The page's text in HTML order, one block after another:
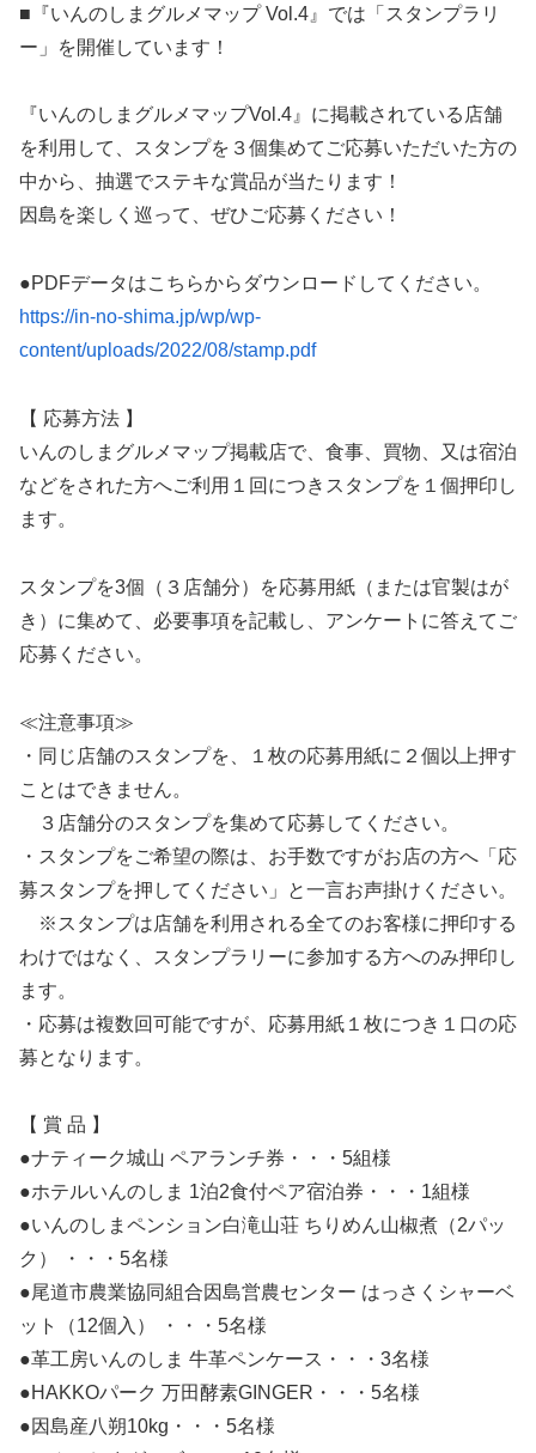
■『いんのしまグルメマップ Vol.4』では「スタンプラリ
ー」を開催しています！
『いんのしまグルメマップVol.4』に掲載されている店舗
を利用して、スタンプを３個集めてご応募いただいた方の
中から、抽選でステキな賞品が当たります！
因島を楽しく巡って、ぜひご応募ください！
●PDFデータはこちらからダウンロードしてください。
https://in-no-shima.jp/wp/wp-
content/uploads/2022/08/stamp.pdf
【 応募方法 】
いんのしまグルメマップ掲載店で、食事、買物、又は宿泊
などをされた方へご利用１回につきスタンプを１個押印し
ます。
スタンプを3個（３店舗分）を応募用紙（または官製はが
き）に集めて、必要事項を記載し、アンケートに答えてご
応募ください。
≪注意事項≫
・同じ店舗のスタンプを、１枚の応募用紙に２個以上押す
ことはできません。
３店舗分のスタンプを集めて応募してください。
・スタンプをご希望の際は、お手数ですがお店の方へ「応
募スタンプを押してください」と一言お声掛けください。
※スタンプは店舗を利用される全てのお客様に押印する
わけではなく、スタンプラリーに参加する方へのみ押印し
ます。
・応募は複数回可能ですが、応募用紙１枚につき１口の応
募となります。
【 賞 品 】
●ナティーク城山 ペアランチ券・・・5組様
●ホテルいんのしま 1泊2食付ペア宿泊券・・・1組様
●いんのしまペンション白滝山荘 ちりめん山椒煮（2パッ
ク） ・・・5名様
●尾道市農業協同組合因島営農センター はっさくシャーベ
ット（12個入） ・・・5名様
●革工房いんのしま 牛革ペンケース・・・3名様
●HAKKOパーク 万田酵素GINGER・・・5名様
●因島産八朔10kg・・・5名様